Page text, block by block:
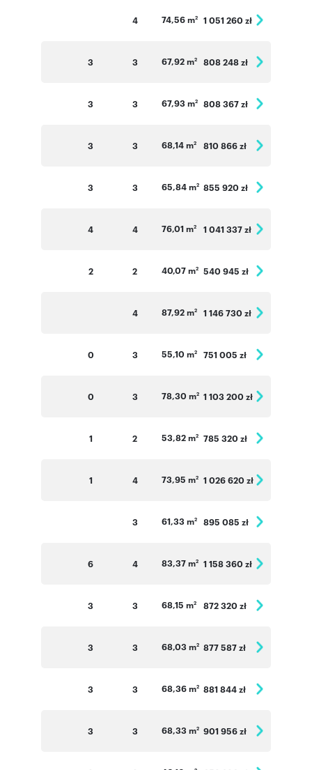
4 74,56 m2 1 051 260 zł
3 3 67,92 m2 808 248 zł
3 3 67,93 m2 808 367 zł
3 3 68,14 m2 810 866 zł
3 3 65,84 m2 855 920 zł
4 4 76,01 m2 1 041 337 zł
2 2 40,07 m2 540 945 zł
4 87,92 m2 1 146 730 zł
0 3 55,10 m2 751 005 zł
0 3 78,30 m2 1 103 200 zł
1 2 53,82 m2 785 320 zł
1 4 73,95 m2 1 026 620 zł
3 61,33 m2 895 085 zł
6 4 83,37 m2 1 158 360 zł
3 3 68,15 m2 872 320 zł
3 3 68,03 m2 877 587 zł
3 3 68,36 m2 881 844 zł
3 3 68,33 m2 901 956 zł